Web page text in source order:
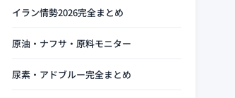
イラン情勢2026完全まとめ
原油・ナフサ・原料モニター
尿素・アドブルー完全まとめ